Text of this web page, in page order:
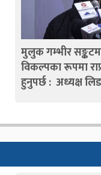
मुलुक गम्भीर
विकल्पका रूपमा
हुनुपर्छ : अध्यक्ष